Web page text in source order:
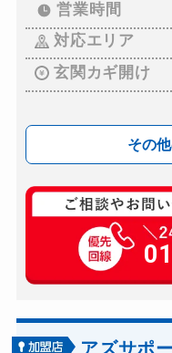
営業時間
対応エリア
玄関カギ開け
その
玄関カギ複製
玄関カギ開け
玄関カギ修理
玄関カギ交換
アズサポ